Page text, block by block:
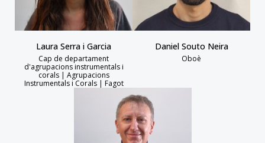
Laura Serra i Garcia
Cap de departament
d'agrupacions instrumentals i
corals | Agrupacions
Instrumentals i Corals | Fagot
Daniel Souto Neira
Oboè